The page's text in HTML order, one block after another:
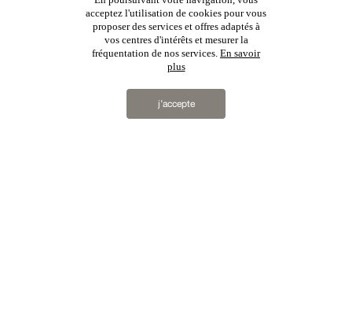
BARÈME D'HONORAIRES
CHARTE RGPD
MENTIONS LÉGALES & CGU
Vous souhaitez recevoir nos lettres d'information ?
acceptez l'utilisation de cookies pour vous
proposer des services et offres adaptés à
vos centres d'intérêts et mesurer la
fréquentation de nos services. En savoir
plus
j’accepte